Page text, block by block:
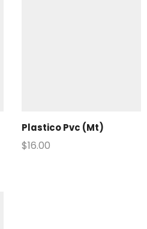
Plastico Pvc (Mt)
$16.00